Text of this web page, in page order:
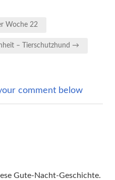
Woche 22
– Tierschutzhund →
comment below
Gute-Nacht-Geschichte.